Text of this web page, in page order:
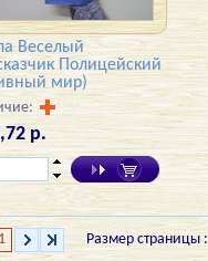
Веселый
Полицейский
мир)
р.
1 Размер страницы :